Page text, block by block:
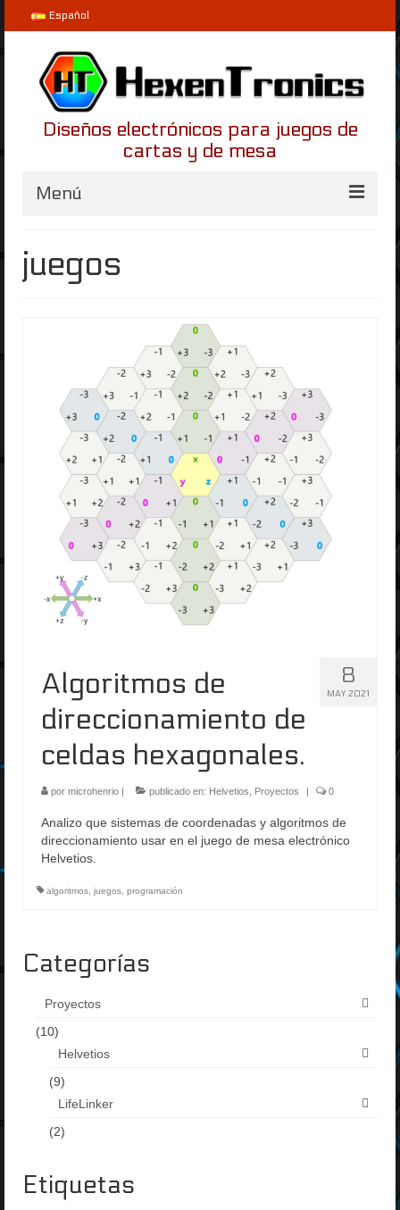
Español
Diseños electrónicos para juegos de
cartas y de mesa
Menú
Proyectos
Blog
juegos
8
MAY 2021
Algoritmos de
direccionamiento de
celdas hexagonales.
por microhenrio publicado en: Helvetios, Proyectos 0
Analizo que sistemas de coordenadas y algoritmos de
direccionamiento usar en el juego de mesa electrónico
Helvetios.
algoritmos, juegos, programación
Categorías
Proyectos
(10)
Helvetios
(9)
LifeLinker
(2)
Etiquetas